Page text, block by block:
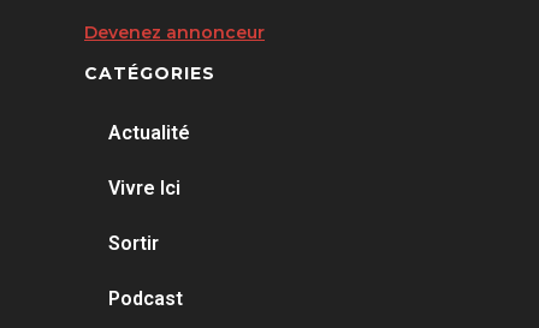
Devenez annonceur
CATÉGORIES
Actualité
Vivre Ici
Sortir
Podcast